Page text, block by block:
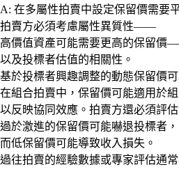
A: 在多屬性拍賣中設定保留價需要
拍賣方必須考慮屬性異質性——
高價值資產可能需要更高的保留價
以及投標者估值的相關性。
基於投標者興趣調整的動態保留價
在組合拍賣中，保留價可能適用於
以反映協同效應。拍賣方還必須評估
過於激進的保留價可能嚇退投標者，
而低保留價可能導致收入損失。
過往拍賣的經驗數據或專家評估通